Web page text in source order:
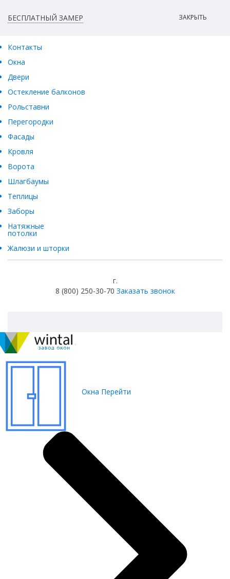
БЕСПЛАТНЫЙ ЗАМЕР ЗАКРЫТЬ
Контакты
Окна
Двери
Остекление балконов
Рольставни
Перегородки
Фасады
Кровля
Ворота
Шлагбаумы
Теплицы
Заборы
Натяжные
потолки
Жалюзи и шторки
г.
8 (800) 250-30-70 Заказать звонок
Окна Перейти